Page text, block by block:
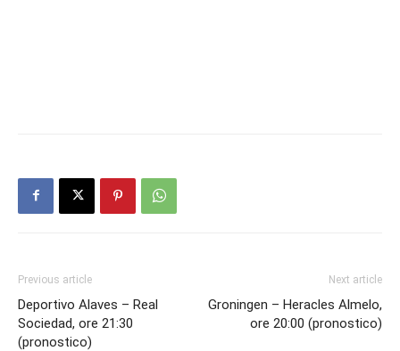
Previous article
Deportivo Alaves – Real
Sociedad, ore 21:30
(pronostico)
Next article
Groningen – Heracles Almelo,
ore 20:00 (pronostico)